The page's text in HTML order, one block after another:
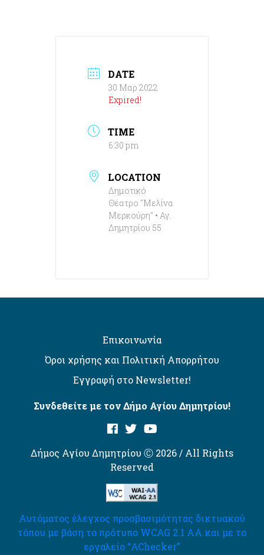
DATE
30 Μαρ 2022
Expired!
TIME
6:30 pm
LOCATION
Δημοτικό
Θέατρο "Μελίνα
Μερκούρη" • Αγ.
Δημητρίου 55
Επικοινωνία
Όροι χρήσης και Πολιτική Απορρήτου
Εγγραφή στο Newsletter!
Συνδεθείτε με τον Δήμο Αγίου Δημητρίου!
Δήμος Αγίου Δημητρίου Ⓒ 2026 / All Rights
Reserved
Αυτόματος έλεγχος προσβασιμότητας δικτυακού
τόπου με βάση το πρότυπο WCAG 2.1 AA και με το
εργαλείο “AChecker”